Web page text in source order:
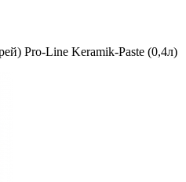
Pro-Line Keramik-Paste (0,4л)